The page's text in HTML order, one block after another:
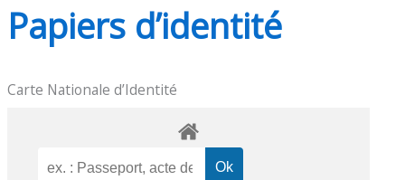
Papiers d’identité
Carte Nationale d’Identité